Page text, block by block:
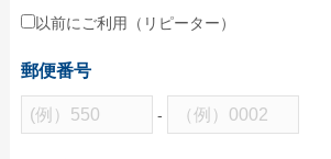
学校(運動会・文化祭)
うちわコラム
HOW TO うちわ作り
デザインのコツ
以前にご利用（リピーター）
郵便番号
-